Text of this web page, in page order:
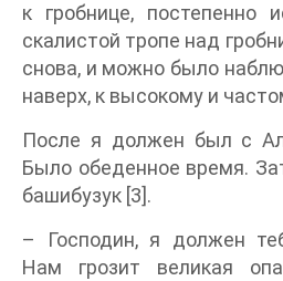
к гробнице, постепенно
скалистой тропе над
снова, и можно было
наверх, к высокому и
После я должен был с
Было обеденное время.
башибузук [3].
– Господин, я должен
Нам грозит великая